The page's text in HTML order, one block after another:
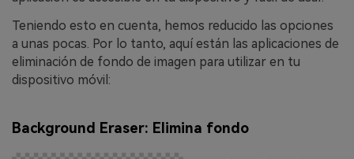
Teniendo esto en cuenta, hemos reducido las opciones
a unas pocas. Por lo tanto, aquí están las aplicaciones de
eliminación de fondo de imagen para utilizar en tu
dispositivo móvil:
Background Eraser: Elimina fondo